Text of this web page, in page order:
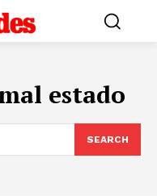
estado
SEARCH